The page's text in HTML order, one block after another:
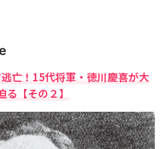
亡！15代将軍・徳川慶喜が大
【その２】